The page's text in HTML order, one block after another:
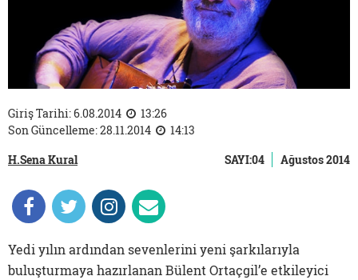
Giriş Tarihi: 6.08.2014
13:26
Son Güncelleme: 28.11.2014
14:13
H.Sena Kural
SAYI:04 Ağustos 2014
Yedi yılın ardından sevenlerini yeni şarkılarıyla
buluşturmaya hazırlanan Bülent Ortaçgil’e etkileyici